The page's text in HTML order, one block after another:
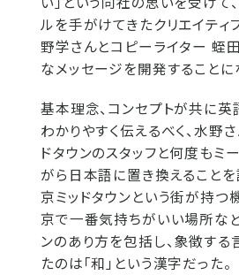
ルを手がけてきたクリエイティ
野学さんとコピーライター 蛭
なメッセージを開発することに
基本理念、コンセプトが共に英
わかりやすく伝えるべく、水野
ドタウンのスタッフと何度もミ
がら日本語に置き換えることを
京ミッドタウンという街が持つ
京で一番気持ちがいい場所など
ンのあり方を包括し、象徴する
たのは「和」という漢字だった。